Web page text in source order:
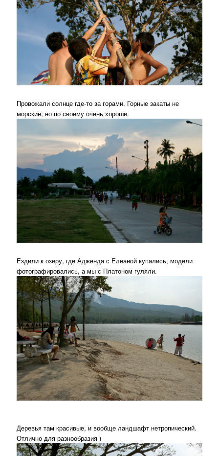
Провожали солнце где-то за горами. Горные закаты не
морские, но по своему очень хороши.
Ездили к озеру, где Адженда с Елеаной купались, модели
фотографировались, а мы с Платоном гуляли.
Деревья там красивые, и вообще ландшафт нетропический.
Отлично для разнообразия )